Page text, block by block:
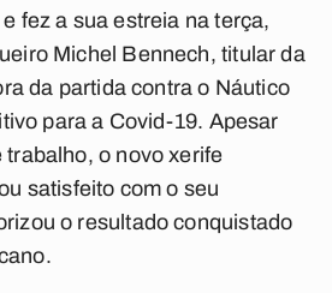
fez a sua estreia na terça,
Michel Bennech, titular da
da partida contra o Náutico
para a Covid-19. Apesar
o novo xerife
satisfeito com o seu
o resultado conquistado